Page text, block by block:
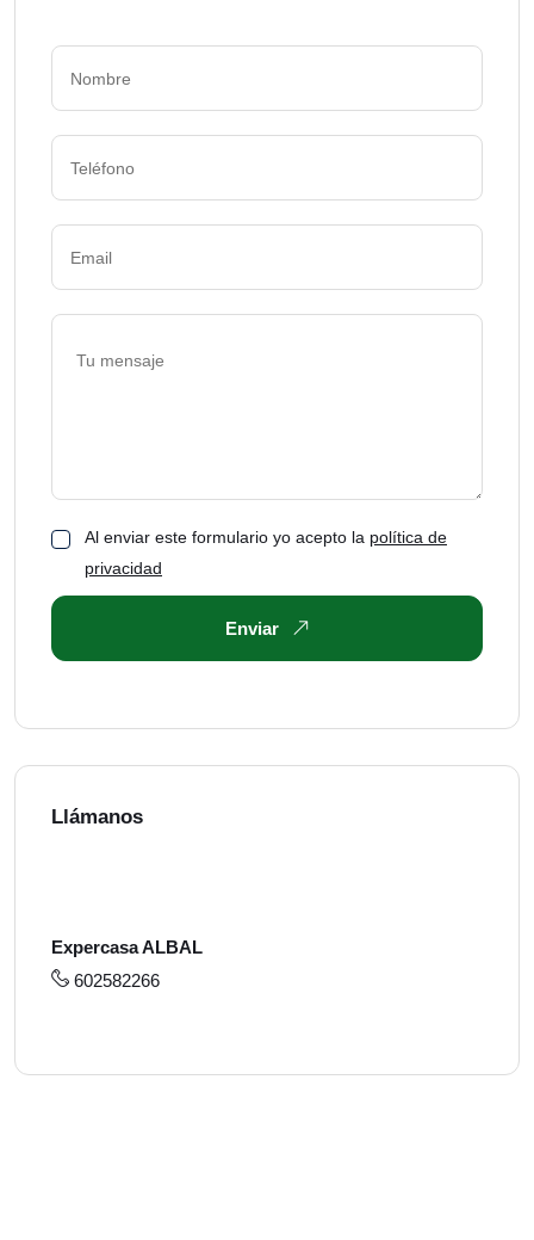
Al enviar este formulario yo acepto la política de
privacidad
Enviar
Llámanos
Expercasa ALBAL
602582266